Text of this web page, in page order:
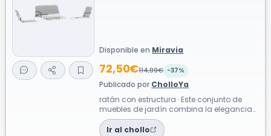
Disponible en Miravia
72,50€114,99€ -37%
Publicado por CholloYa
ratán con estructura · Este conjunto de
muebles de jardín combina la elegancia
del ratán con la resistencia de una es...
Ir al chollo